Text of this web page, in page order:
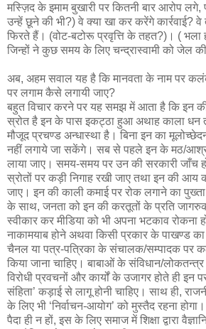
मस्ज़िद के इमाम बुखारी पर कितनी बार आरोप लगे,
उन्हें छूने की भी?) वे क्या खा कर करेंगे कार्रवाई?
फिरते हैं। (वोट-बटोरू प्रवृत्ति के तहत?)। ( भला
जिन्हों ने कुछ समय के लिए चन्द्रास्वामी को जेल की
अब, अहम सवाल यह है कि मानवता के नाम पर
पर लगाम कैसे लगायी जाए?
बहुत विचार करने पर यह समझ में आता है कि इन
स्रोत है इन के पास इकट्ठा हुआ अथाह काला धन
मौजूद प्रचण्ड अन्धास्था है। बिना इन का
नहीं लगाये जा सकेंगे। सब से पहले इन के मठ/
लाया जाए। समय-समय पर उन की सरकारी जाँच
स्रोतों पर कड़ी निगाह रखी जाए तथा इन की आय
जाए। इन की काली कमाई पर रोक लगाने का पुख्ता
के साथ, जनता को इन की करतूतों के प्रति
स्वीकार कर मीडिया को भी अपना भटकाव रोकना
नाकामयाब होने अथवा किसी प्रकार के पाखण्ड
चैनल या पत्र-पत्रिका के संचालक/सम्पादक पर
किया जाना चाहिए। बाबाओं के संविधान/
विरोधी प्रवचनों और कार्यों के उजागर होते ही इन
संहिता’ कड़ाई से लागू होनी चाहिए। साथ ही,
के लिए भी ‘निर्वाचन-आयोग’ को मुस्तैद रहना
पैदा ही न हों, इस के लिए समाज में शिक्षा द्वारा